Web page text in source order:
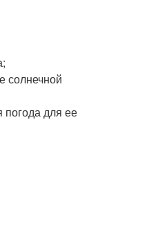
солнечной
погода для ее